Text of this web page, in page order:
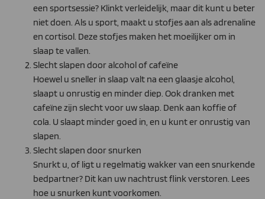
een sportsessie? Klinkt verleidelijk, maar dit kunt u beter
niet doen. Als u sport, maakt u stofjes aan als adrenaline
en cortisol. Deze stofjes maken het moeilijker om in
slaap te vallen.
Slecht slapen door alcohol of cafeïne
Hoewel u sneller in slaap valt na een glaasje alcohol,
slaapt u onrustig en minder diep. Ook dranken met
cafeïne zijn slecht voor uw slaap. Denk aan koffie of
cola. U slaapt minder goed in, en u kunt er onrustig van
slapen.
Slecht slapen door snurken
Snurkt u, of ligt u regelmatig wakker van een snurkende
bedpartner? Dit kan uw nachtrust flink verstoren. Lees
hoe u snurken kunt voorkomen.